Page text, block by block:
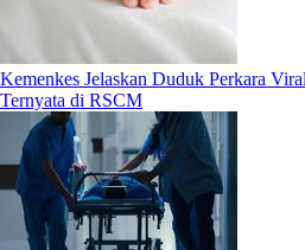
Kemenkes Jelaskan Duduk Perkara
Ternyata di RSCM